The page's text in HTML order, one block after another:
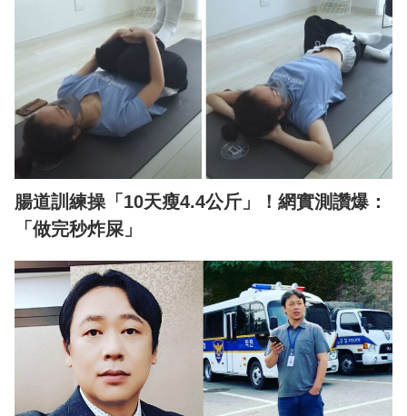
腸道訓練操「10天瘦4.4公斤」！網實測讚爆：
「做完秒炸屎」